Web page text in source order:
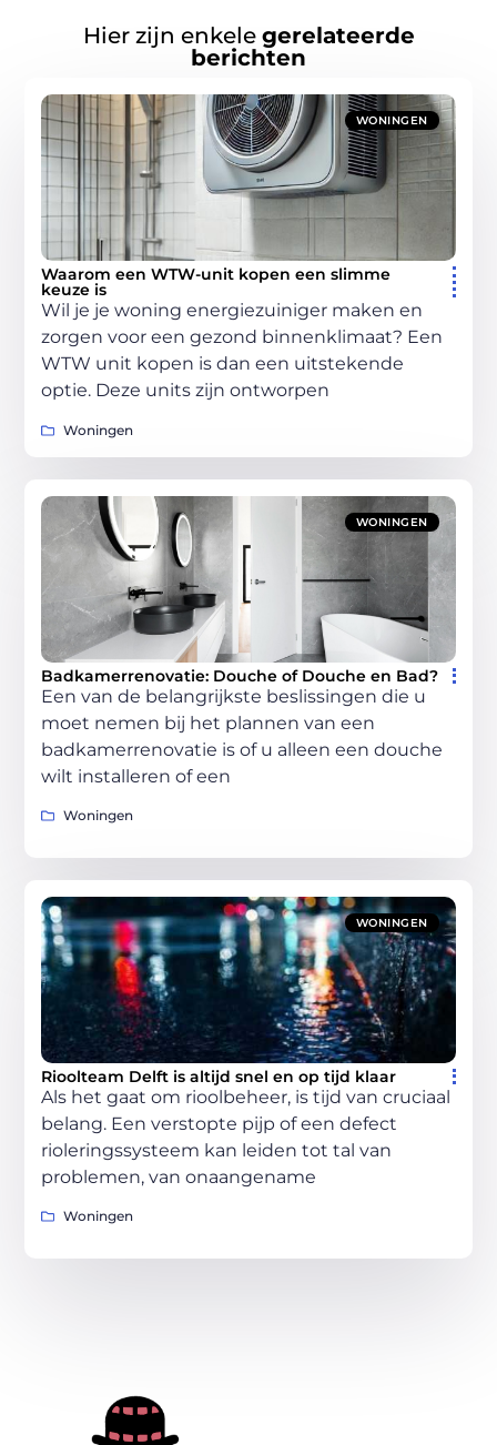
Hier zijn enkele gerelateerde
berichten
WONINGEN
Waarom een WTW-unit kopen een slimme
keuze is
Wil je je woning energiezuiniger maken en
zorgen voor een gezond binnenklimaat? Een
WTW unit kopen is dan een uitstekende
optie. Deze units zijn ontworpen
Woningen
WONINGEN
Badkamerrenovatie: Douche of Douche en Bad?
Een van de belangrijkste beslissingen die u
moet nemen bij het plannen van een
badkamerrenovatie is of u alleen een douche
wilt installeren of een
Woningen
WONINGEN
Rioolteam Delft is altijd snel en op tijd klaar
Als het gaat om rioolbeheer, is tijd van cruciaal
belang. Een verstopte pijp of een defect
rioleringssysteem kan leiden tot tal van
problemen, van onaangename
Woningen